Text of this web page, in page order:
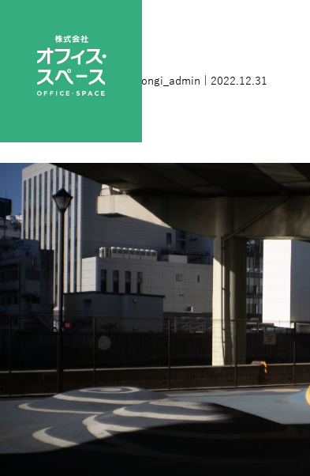
L1000417| ← L1000417 nihongi_admin 2022.12.31